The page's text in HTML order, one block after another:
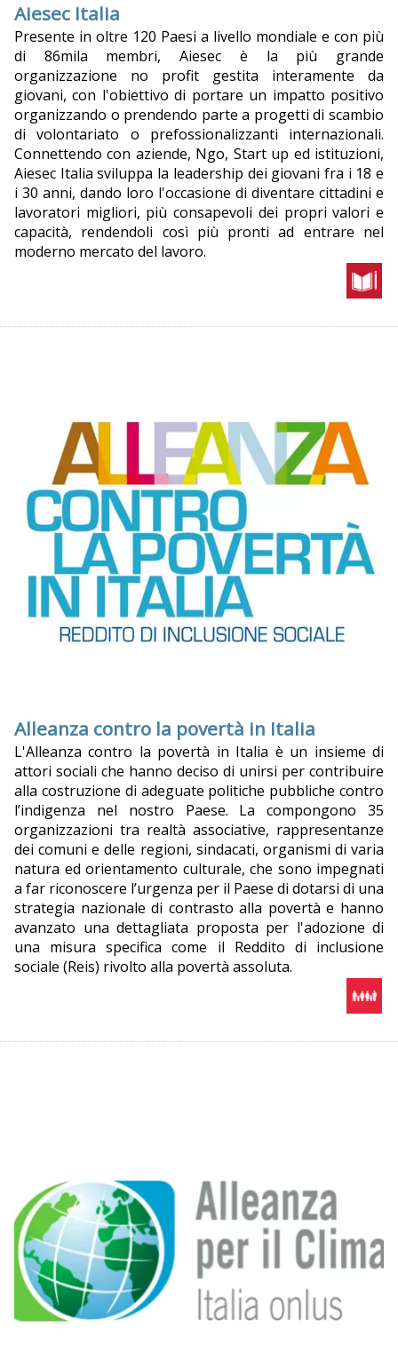
Aiesec Italia
Presente in oltre 120 Paesi a livello mondiale e con più
di 86mila membri, Aiesec è la più grande
organizzazione no profit gestita interamente da
giovani, con l'obiettivo di portare un impatto positivo
organizzando o prendendo parte a progetti di scambio
di volontariato o prefossionalizzanti internazionali.
Connettendo con aziende, Ngo, Start up ed istituzioni,
Aiesec Italia sviluppa la leadership dei giovani fra i 18 e
i 30 anni, dando loro l'occasione di diventare cittadini e
lavoratori migliori, più consapevoli dei propri valori e
capacità, rendendoli così più pronti ad entrare nel
moderno mercato del lavoro.
Alleanza contro la povertà in Italia
L'Alleanza contro la povertà in Italia è un insieme di
attori sociali che hanno deciso di unirsi per contribuire
alla costruzione di adeguate politiche pubbliche contro
l’indigenza nel nostro Paese. La compongono 35
organizzazioni tra realtà associative, rappresentanze
dei comuni e delle regioni, sindacati, organismi di varia
natura ed orientamento culturale, che sono impegnati
a far riconoscere l’urgenza per il Paese di dotarsi di una
strategia nazionale di contrasto alla povertà e hanno
avanzato una dettagliata proposta per l'adozione di
una misura specifica come il Reddito di inclusione
sociale (Reis) rivolto alla povertà assoluta.